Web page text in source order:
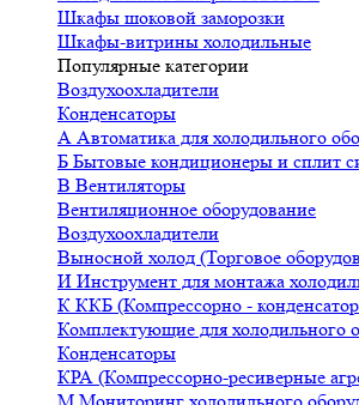
Шкафы шоковой заморозки
Шкафы-витрины холодильные
Популярные категории
Воздухоохладители
Конденсаторы
А Автоматика для холодильного
Б Бытовые кондиционеры и сплит
В Вентиляторы
Вентиляционное оборудование
Воздухоохладители
Выносной холод (Торговое
И Инструмент для монтажа
К ККБ (Компрессорно -
Комплектующие для холодильного
Конденсаторы
КРА (Компрессорно-ресиверные